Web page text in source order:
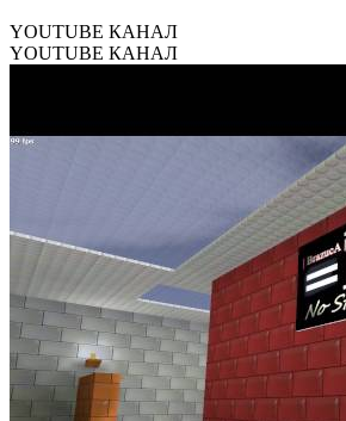
YOUTUBE КАНАЛ
YOUTUBE КАНАЛ